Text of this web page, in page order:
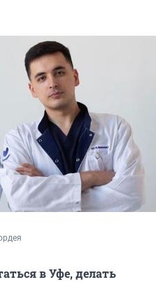
в Уфе, делать